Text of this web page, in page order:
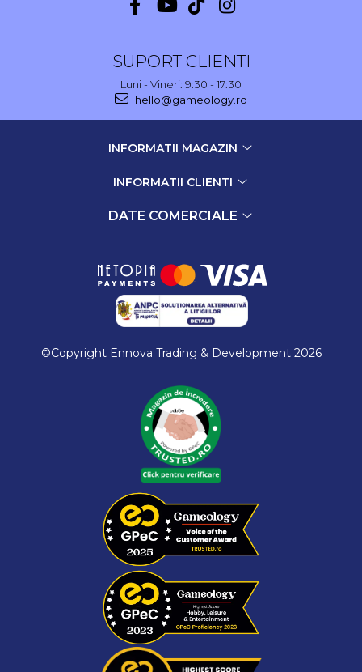
SUPORT CLIENTI
Luni - Vineri: 9:30 - 17:30
hello@gameology.ro
INFORMATII MAGAZIN
INFORMATII CLIENTI
DATE COMERCIALE
©Copyright Ennova Trading & Development 2026